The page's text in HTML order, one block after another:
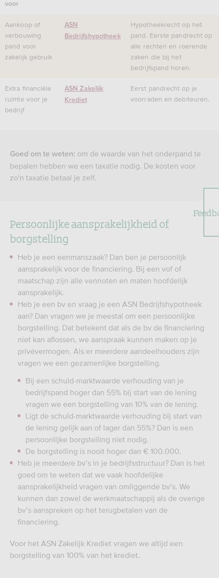
voor
Aankoop of
verbouwing
pand voor
zakelijk gebruik
ASN
Bedrijfshypotheek
Hypotheekrecht op het
pand. Eerste pandrecht op
alle rechten en roerende
zaken die bij het
bedrijfspand horen.
Extra financiële
ruimte voor je
bedrijf
ASN Zakelijk
Krediet
Eerst pandrecht op je
voorraden en debiteuren.
Goed om te weten: om de waarde van het onderpand te
bepalen hebben we een taxatie nodig. De kosten voor
zo'n taxatie betaal je zelf.
Persoonlijke aansprakelijkheid of
borgstelling
Heb je een eenmanszaak? Dan ben je persoonlijk
aansprakelijk voor de financiering. Bij een vof of
maatschap zijn alle vennoten en maten hoofdelijk
aansprakelijk.
Heb je een bv en vraag je een ASN Bedrijfshypotheek
aan? Dan vragen we je meestal om een persoonlijke
borgstelling. Dat betekent dat als de bv de financiering
niet kan aflossen, we aanspraak kunnen maken op je
privévermogen. Als er meerdere aandeelhouders zijn
vragen we een gezamenlijke borgstelling.
Bij een schuld-marktwaarde verhouding van je
bedrijfspand hoger dan 55% bij start van de lening
vragen we een borgstelling van 10% van de lening.
Ligt de schuld-marktwaarde verhouding bij start van
de lening gelijk aan of lager dan 55%? Dan is een
persoonlijke borgstelling niet nodig.
De borgstelling is nooit hoger dan € 100.000.
Heb je meerdere bv’s in je bedrijfsstructuur? Dan is het
goed om te weten dat we vaak hoofdelijke
aansprakelijkheid vragen van omliggende bv’s. We
kunnen dan zowel de werkmaatschappij als de overige
bv’s aanspreken op het terugbetalen van de
financiering.
Voor het ASN Zakelijk Krediet vragen we altijd een
borgstelling van 100% van het krediet.